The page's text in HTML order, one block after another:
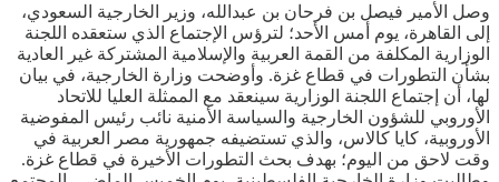
وصل الأمير فيصل بن فرحان بن عبدالله، وزير الخارجية السعودي،
إلى القاهرة، يوم أمس الأحد؛ لترؤس الإجتماع الذي ستعقده اللجنة
الوزارية المكلفة من القمة العربية والإسلامية المشتركة غير العادية
بشأن التطورات في قطاع غزة. وأوضحت وزارة الخارجية، في بيان
لها، أن إجتماع اللجنة الوزارية سينعقد مع الممثلة العليا للاتحاد
الأوروبي للشؤون الخارجية والسياسة الأمنية نائب رئيس المفوضية
الأوروبية، كايا كالاس، والذي تستضيفه جمهورية مصر العربية في
وقت لاحق من اليوم؛ بهدف بحث التطورات الأخيرة في قطاع غزة.